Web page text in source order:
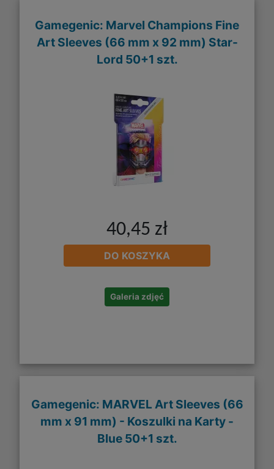
Gamegenic: Marvel Champions Fine
Art Sleeves (66 mm x 92 mm) Star-
Lord 50+1 szt.
40,45 zł
DO KOSZYKA
Galeria zdjęć
Gamegenic: MARVEL Art Sleeves (66
mm x 91 mm) - Koszulki na Karty -
Blue 50+1 szt.